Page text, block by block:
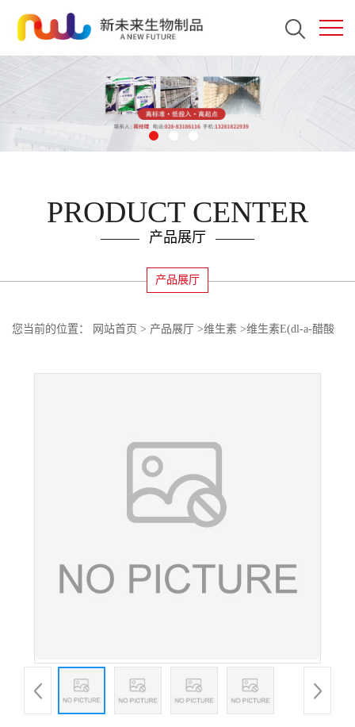
PRODUCT CENTER
产品展厅
产品展厅
您当前的位置： 网站首页 > 产品展厅 >维生素 >维生素E(dl-a-醋酸